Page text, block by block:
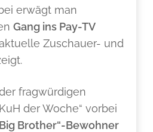
erwägt man
Gang ins Pay-TV
Zuschauer- und
fragwürdigen
der Woche“ vorbei
Brother“-Bewohner